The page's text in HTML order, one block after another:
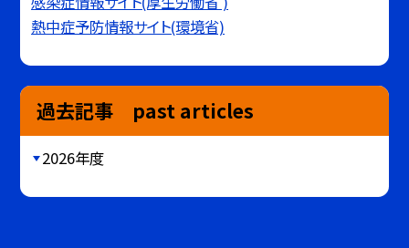
熱中症予防情報サイト(環境省)
過去記事 past articles
2026年度